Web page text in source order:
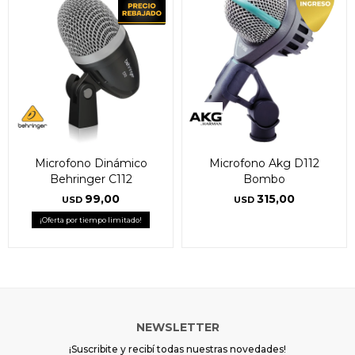
Microfono Dinámico
Behringer C112
USD 99,00
¡Oferta por tiempo limitado!
Microfono Akg D112
Bombo
USD 315,00
NEWSLETTER
¡Suscribite y recibí todas nuestras novedades!